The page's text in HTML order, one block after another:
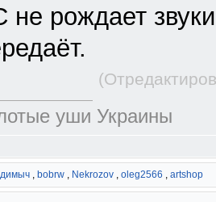
не рождает
уши Украины
, bobrw , Nekrozov , oleg2566 , artshop